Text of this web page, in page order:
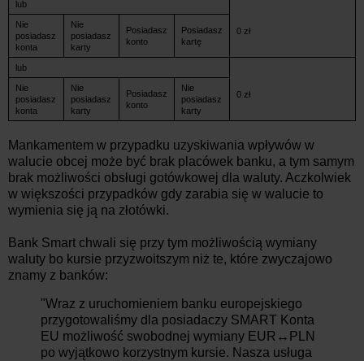
lub
0 zł
Nie
posiadasz
konta
Nie
posiadasz
karty
Posiadasz
konto
Posiadasz
kartę
lub
0 zł
Nie
posiadasz
konta
Nie
posiadasz
karty
Posiadasz
konto
Nie
posiadasz
karty
Mankamentem w przypadku uzyskiwania wpływów w
walucie obcej może być brak placówek banku, a tym samym
brak możliwości obsługi gotówkowej dla waluty. Aczkolwiek
w większości przypadków gdy zarabia się w walucie to
wymienia się ją na złotówki.
Bank Smart chwali się przy tym możliwością wymiany
waluty bo kursie przyzwoitszym niż te, które zwyczajowo
znamy z banków:
"Wraz z uruchomieniem banku europejskiego
przygotowaliśmy dla posiadaczy SMART Konta
EU możliwość swobodnej wymiany EUR↔PLN
po wyjątkowo korzystnym kursie. Nasza usługa